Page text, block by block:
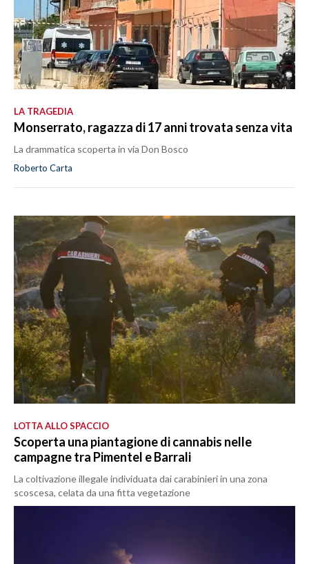
LA TRAGEDIA
Monserrato, ragazza di 17 anni trovata senza vita
La drammatica scoperta in via Don Bosco
Roberto Carta
LOTTA ALLO SPACCIO
Scoperta una piantagione di cannabis nelle
campagne tra Pimentel e Barrali
La coltivazione illegale individuata dai carabinieri in una zona
scoscesa, celata da una fitta vegetazione